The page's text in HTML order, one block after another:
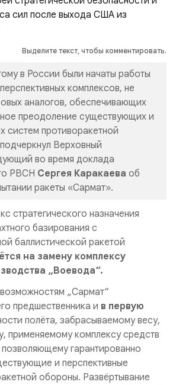
Выделите текст, чтобы комментировать.
в России были начаты работы
комплексов, не
аналогов, обеспечивающих
преодоление существующих и
систем противоракетной
Верховный
во время доклада
РВСН Сергея Каракаева об
ракеты «Сармат».
стратегического назначения
базирования с
баллистической ракетой
на замену комплексу
„Воевода“.
„Сармат“
предшественника и в первую
полёта, забрасываемому весу,
применяемому комплексу средств
гарантированно
и перспективные
обороны. Развёртывание